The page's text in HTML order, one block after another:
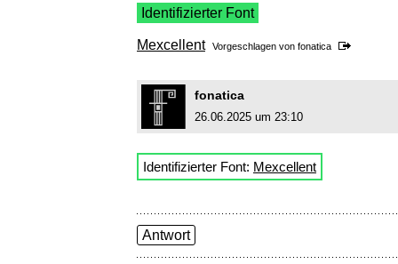
Identifizierter Font
Mexcellent Vorgeschlagen von fonatica
fonatica
26.06.2025 um 23:10
Identifizierter Font: Mexcellent
Antwort